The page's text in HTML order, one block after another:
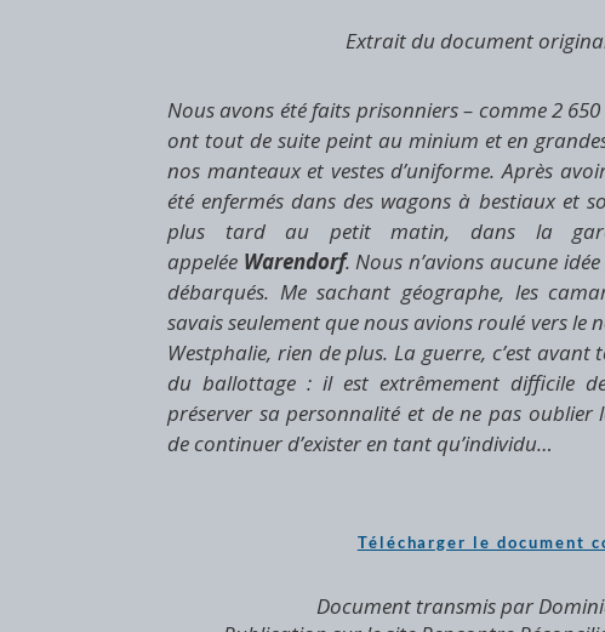
Extrait du document
​​Nous avons été faits prisonniers – comme 2
ont tout de suite peint au minium et en
nos manteaux et vestes d’uniforme. Après
été enfermés dans des wagons à bestiaux et
plus tard au petit matin, dans la
appelée Warendorf. Nous n’avions aucune
débarqués. Me sachant géographe, les
savais seulement que nous avions roulé vers le
Westphalie, rien de plus. La guerre, c’est
du ballottage : il est extrêmement difficile
préserver sa personnalité et de ne pas oublier
de continuer d’exister en tant qu’individu…
Télécharger le document
​Document transmis par